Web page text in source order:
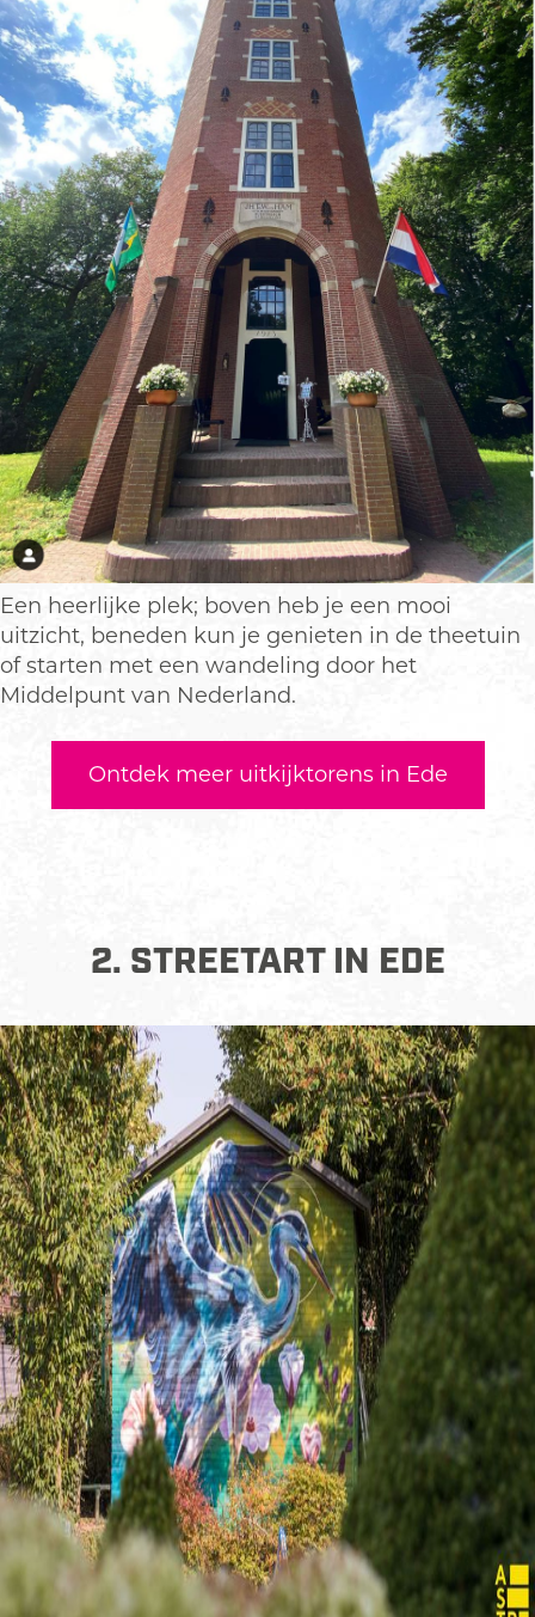
Een heerlijke plek; boven heb je een mooi
uitzicht, beneden kun je genieten in de theetuin
of starten met een wandeling door het
Middelpunt van Nederland.
Ontdek meer uitkijktorens in Ede
2. STREETART IN EDE